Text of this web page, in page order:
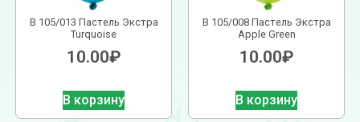
В 105/013 Пастель Экстра
Turquoise
10.00₽
В корзину
В 105/008 Пастель Экстра
Apple Green
10.00₽
В корзину